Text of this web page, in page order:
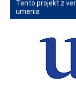
Tento projekt z
umenia